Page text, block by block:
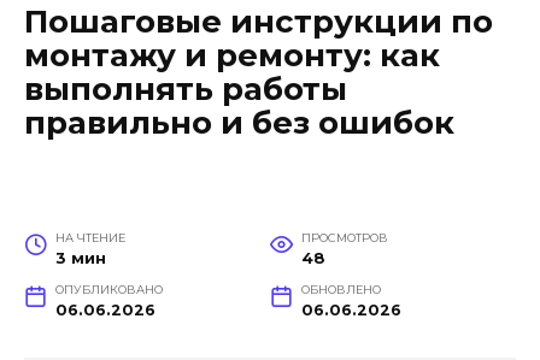
Пошаговые инструкции по
монтажу и ремонту: как
выполнять работы
правильно и без ошибок
НА ЧТЕНИЕ
3 мин
ПРОСМОТРОВ
48
ОПУБЛИКОВАНО
06.06.2026
ОБНОВЛЕНО
06.06.2026